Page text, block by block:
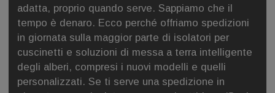
adatta, proprio quando serve. Sappiamo che il
tempo è denaro. Ecco perché offriamo spedizioni
in giornata sulla maggior parte di isolatori per
cuscinetti e soluzioni di messa a terra intelligente
degli alberi, compresi i nuovi modelli e quelli
personalizzati. Se ti serve una spedizione in